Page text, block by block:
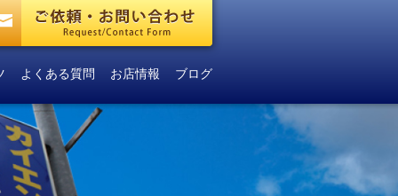
よくある質問 お店情報 ブログ